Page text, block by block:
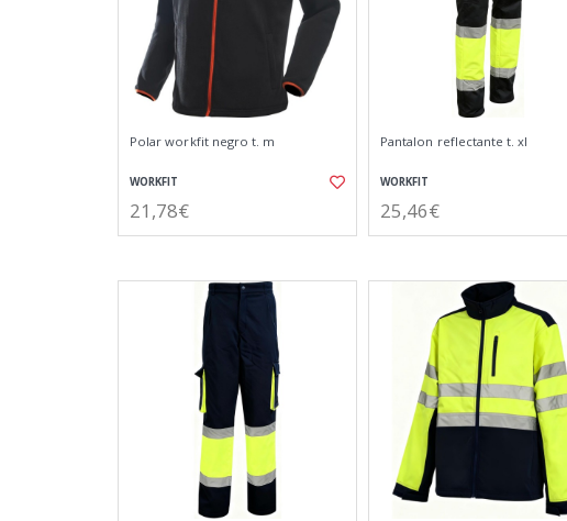
Polar workfit negro t. m
WORKFIT
21,78€
Pantalon reflectante t. xl
WORKFIT
25,46€